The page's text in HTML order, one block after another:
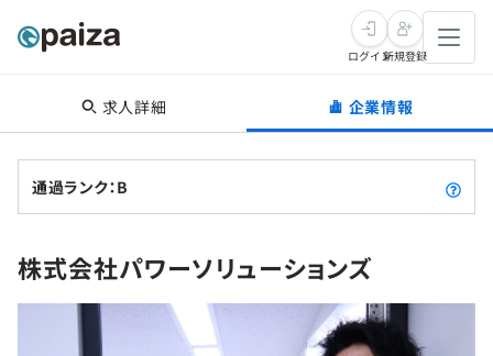
転職・キャリア
転職成功ガイド
転職エージェント
インタビュー
転職成功ガイド
新卒就活
求人検索
学習
スキルチェック
ログイン新規登録
求人詳細 企業情報
通過ランク：B
株式会社パワーソリューションズ